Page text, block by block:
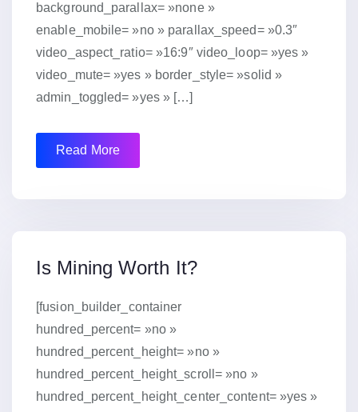
background_parallax= »none »
enable_mobile= »no » parallax_speed= »0.3″
video_aspect_ratio= »16:9″ video_loop= »yes »
video_mute= »yes » border_style= »solid »
admin_toggled= »yes » […]
Read More
15 janvier 2019
Is Mining Worth It?
[fusion_builder_container
hundred_percent= »no »
hundred_percent_height= »no »
hundred_percent_height_scroll= »no »
hundred_percent_height_center_content= »yes »